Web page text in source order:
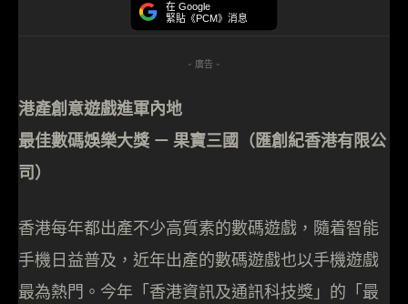
在 Google
緊貼《PCM》消息
- 廣告 -
港產創意遊戲進軍內地
最佳數碼娛樂大獎 － 果寶三國（匯創紀香港有限公
司）
香港每年都出產不少高質素的數碼遊戲，隨着智能
手機日益普及，近年出產的數碼遊戲也以手機遊戲
最為熱門。今年「香港資訊及通訊科技獎」的「最